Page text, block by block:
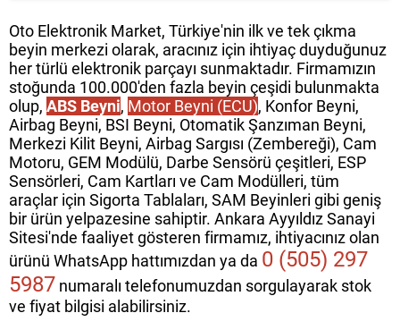
Oto Elektronik Market, Türkiye'nin ilk ve tek çıkma
beyin merkezi olarak, aracınız için ihtiyaç duyduğunuz
her türlü elektronik parçayı sunmaktadır. Firmamızın
stoğunda 100.000'den fazla beyin çeşidi bulunmakta
olup, ABS Beyni, Motor Beyni (ECU), Konfor Beyni,
Airbag Beyni, BSI Beyni, Otomatik Şanzıman Beyni,
Merkezi Kilit Beyni, Airbag Sargısı (Zembereği), Cam
Motoru, GEM Modülü, Darbe Sensörü çeşitleri, ESP
Sensörleri, Cam Kartları ve Cam Modülleri, tüm
araçlar için Sigorta Tablaları, SAM Beyinleri gibi geniş
bir ürün yelpazesine sahiptir. Ankara Ayyıldız Sanayi
Sitesi'nde faaliyet gösteren firmamız, ihtiyacınız olan
ürünü WhatsApp hattımızdan ya da 0 (505) 297
5987 numaralı telefonumuzdan sorgulayarak stok
ve fiyat bilgisi alabilirsiniz.